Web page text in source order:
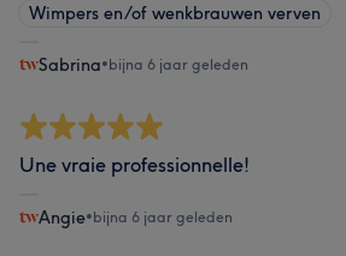
Wimpers en/of wenkbrauwen verven
Sabrina•bijna 6 jaar geleden
Une vraie professionnelle!
Angie•bijna 6 jaar geleden